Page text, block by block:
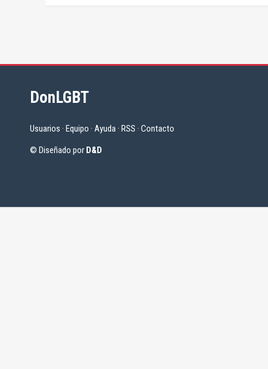
DonLGBT
Usuarios · Equipo · Ayuda· RSS · Contacto
© Diseñado por D&D